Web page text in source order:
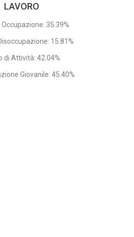
LAVORO
35.39%
15.81%
di Attività: 42.04%
Giovanile: 45.40%